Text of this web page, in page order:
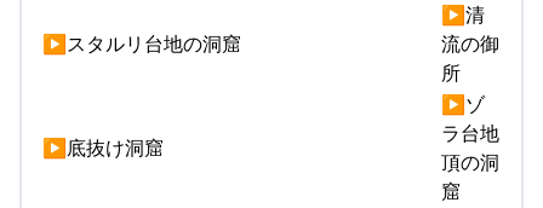
▶スタルリ台地の洞窟
▶清
流の御
所
▶底抜け洞窟
▶ゾ
ラ台地
頂の洞
窟